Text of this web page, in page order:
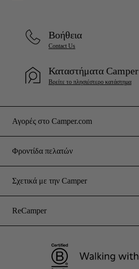
Αγορές στο Camper.com
Φροντίδα πελατών
Σχετικά με την Camper
ReCamper
Βοήθεια
Contact Us
Καταστήματα Camper
Βρείτε το πλησιέστερο κατάστημα